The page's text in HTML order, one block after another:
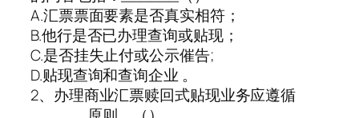
A.汇票票面要素是否真实相符；
B.他行是否已办理查询或贴现；
C.是否挂失止付或公示催告;
D.贴现查询和查询企业 。
2、办理商业汇票赎回式贴现业务应遵循